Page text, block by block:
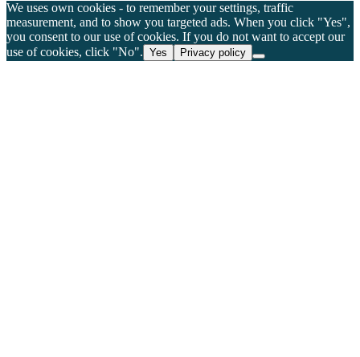
We uses own cookies - to remember your settings, traffic
measurement, and to show you targeted ads. When you click "Yes",
you consent to our use of cookies. If you do not want to accept our
use of cookies, click "No". Yes Privacy policy